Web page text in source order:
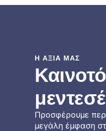
Η ΑΞΊΑ ΜΑΣ
Προσφέρουμε
μεγάλη έμφαση